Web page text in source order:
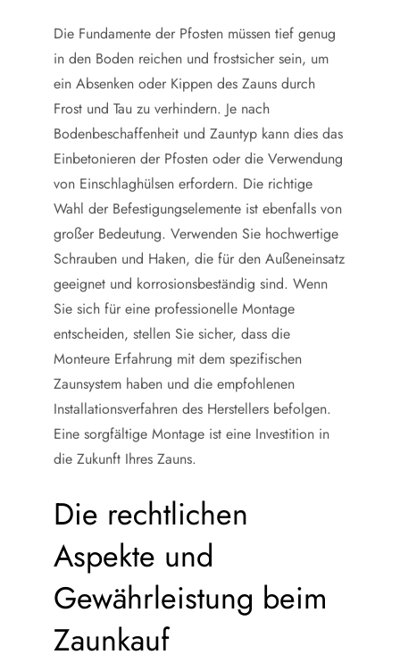
Die Fundamente der Pfosten müssen tief genug
in den Boden reichen und frostsicher sein, um
ein Absenken oder Kippen des Zauns durch
Frost und Tau zu verhindern. Je nach
Bodenbeschaffenheit und Zauntyp kann dies das
Einbetonieren der Pfosten oder die Verwendung
von Einschlaghülsen erfordern. Die richtige
Wahl der Befestigungselemente ist ebenfalls von
großer Bedeutung. Verwenden Sie hochwertige
Schrauben und Haken, die für den Außeneinsatz
geeignet und korrosionsbeständig sind. Wenn
Sie sich für eine professionelle Montage
entscheiden, stellen Sie sicher, dass die
Monteure Erfahrung mit dem spezifischen
Zaunsystem haben und die empfohlenen
Installationsverfahren des Herstellers befolgen.
Eine sorgfältige Montage ist eine Investition in
die Zukunft Ihres Zauns.
Die rechtlichen
Aspekte und
Gewährleistung beim
Zaunkauf